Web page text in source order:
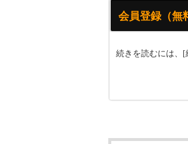
会員登録（無
続きを読むには、[